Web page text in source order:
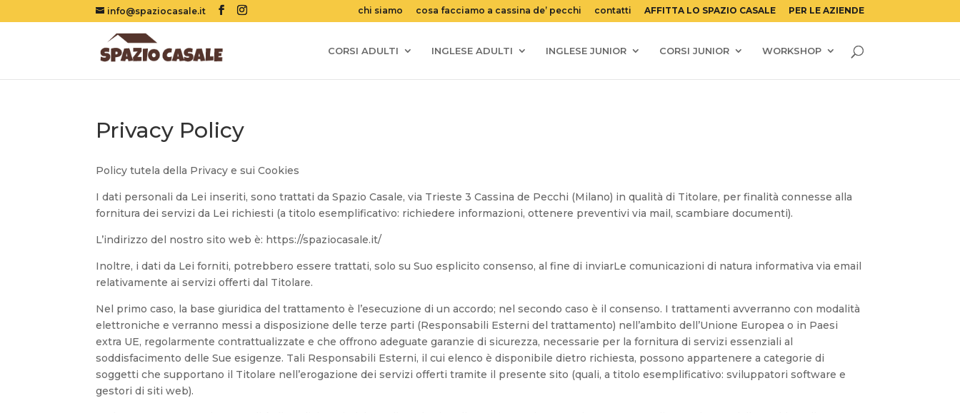
info@spaziocasale.it chi siamo cosa facciamo a cassina de’ pecchi contatti AFFITTA LO SPAZIO CASALE PER LE AZIENDE
CORSI ADULTI INGLESE ADULTI INGLESE JUNIOR CORSI JUNIOR WORKSHOP
Privacy Policy
Policy tutela della Privacy e sui Cookies
I dati personali da Lei inseriti, sono trattati da Spazio Casale, via Trieste 3 Cassina de Pecchi (Milano) in qualità di Titolare, per finalità connesse alla
fornitura dei servizi da Lei richiesti (a titolo esemplificativo: richiedere informazioni, ottenere preventivi via mail, scambiare documenti).
L’indirizzo del nostro sito web è: https://spaziocasale.it/
Inoltre, i dati da Lei forniti, potrebbero essere trattati, solo su Suo esplicito consenso, al fine di inviarLe comunicazioni di natura informativa via email
relativamente ai servizi offerti dal Titolare.
Nel primo caso, la base giuridica del trattamento è l’esecuzione di un accordo; nel secondo caso è il consenso. I trattamenti avverranno con modalità
elettroniche e verranno messi a disposizione delle terze parti (Responsabili Esterni del trattamento) nell’ambito dell’Unione Europea o in Paesi
extra UE, regolarmente contrattualizzate e che offrono adeguate garanzie di sicurezza, necessarie per la fornitura di servizi essenziali al
soddisfacimento delle Sue esigenze. Tali Responsabili Esterni, il cui elenco è disponibile dietro richiesta, possono appartenere a categorie di
soggetti che supportano il Titolare nell’erogazione dei servizi offerti tramite il presente sito (quali, a titolo esemplificativo: sviluppatori software e
gestori di siti web).